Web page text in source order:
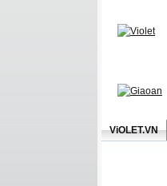
ViOLET.VN